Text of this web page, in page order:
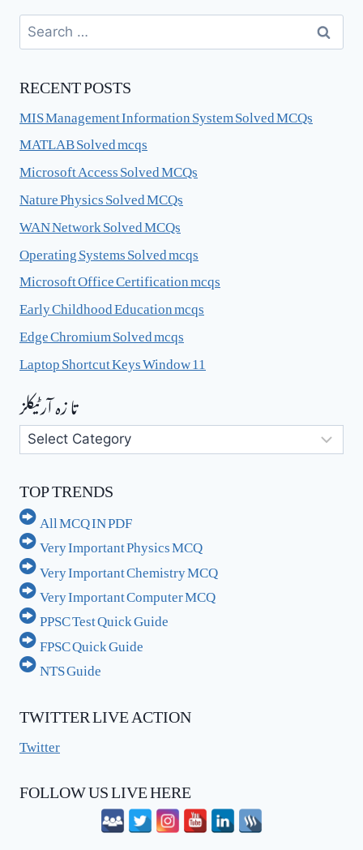
Search
for:
RECENT POSTS
MIS Management Information System Solved MCQs
MATLAB Solved mcqs
Microsoft Access Solved MCQs
Nature Physics Solved MCQs
WAN Network Solved MCQs
Operating Systems Solved mcqs
Microsoft Office Certification mcqs
Early Childhood Education mcqs
Edge Chromium Solved mcqs
Laptop Shortcut Keys Window 11
تا زہ آرٹیکلز
تا
زہ
آرٹیکلز
TOP TRENDS
All MCQ IN PDF
Very Important Physics MCQ
Very Important Chemistry MCQ
Very Important Computer MCQ
PPSC Test Quick Guide
FPSC Quick Guide
NTS Guide
TWITTER LIVE ACTION
Twitter
FOLLOW US LIVE HERE